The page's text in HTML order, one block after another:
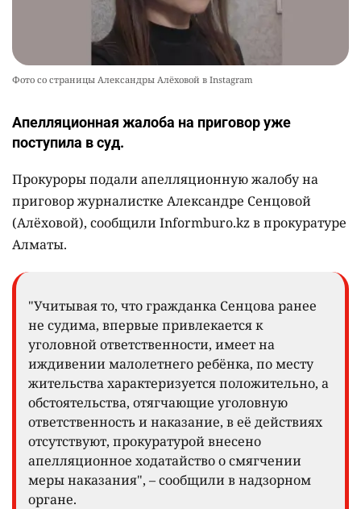
Фото со страницы Александры Алёховой в Instagram
Апелляционная жалоба на приговор уже
поступила в суд.
Прокуроры подали апелляционную жалобу на
приговор журналистке Александре Сенцовой
(Алёховой), сообщили Informburo.kz в прокуратуре
Алматы.
"Учитывая то, что гражданка Сенцова ранее
не судима, впервые привлекается к
уголовной ответственности, имеет на
иждивении малолетнего ребёнка, по месту
жительства характеризуется положительно, а
обстоятельства, отягчающие уголовную
ответственность и наказание, в её действиях
отсутствуют, прокуратурой внесено
апелляционное ходатайство о смягчении
меры наказания", – сообщили в надзорном
органе.